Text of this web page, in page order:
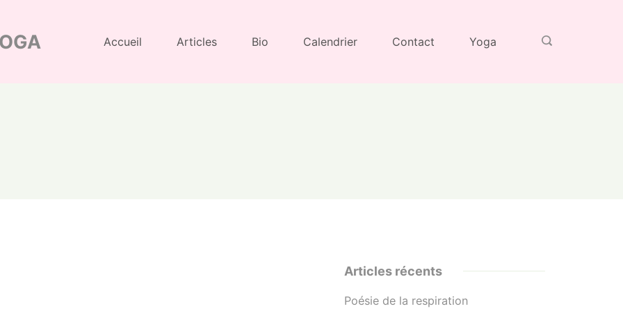
Accueil Articles Bio Calendrier Contact Yoga
Articles récents
Poésie de la respiration